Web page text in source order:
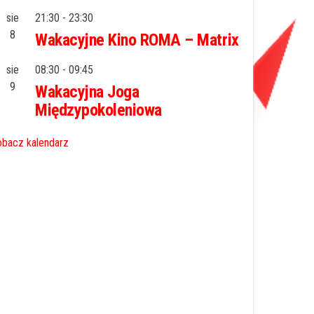
sie
8
21:30 - 23:30
Wakacyjne Kino ROMA – Matrix
sie
9
08:30 - 09:45
Wakacyjna Joga
Międzypokoleniowa
kalendarz